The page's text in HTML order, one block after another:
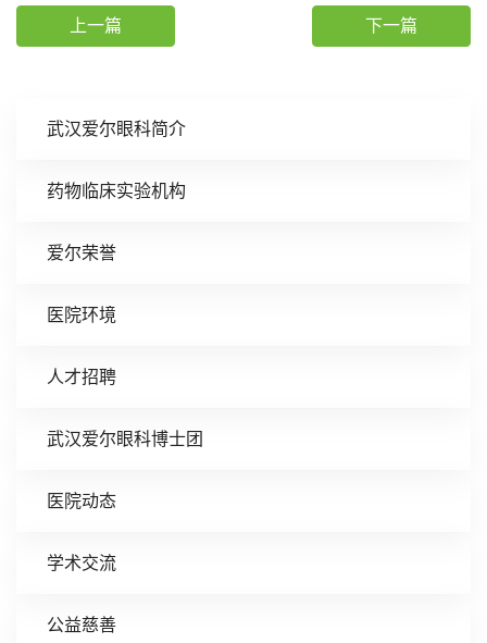
武汉爱尔眼科简介
药物临床实验机构
爱尔荣誉
医院环境
人才招聘
武汉爱尔眼科博士团
医院动态
学术交流
公益慈善
上一篇 下一篇